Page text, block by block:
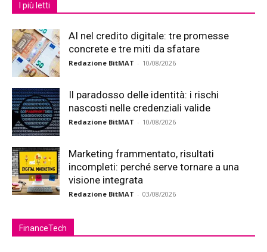
I più letti
AI nel credito digitale: tre promesse
concrete e tre miti da sfatare
Redazione BitMAT - 10/08/2026
Il paradosso delle identità: i rischi
nascosti nelle credenziali valide
Redazione BitMAT - 10/08/2026
Marketing frammentato, risultati
incompleti: perché serve tornare a una
visione integrata
Redazione BitMAT - 03/08/2026
FinanceTech